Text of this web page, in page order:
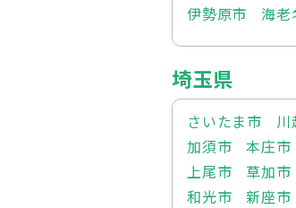
伊勢原市
海老
埼玉県
さいたま市 川
加須市
本庄市
上尾市
草加市
和光市
新座市